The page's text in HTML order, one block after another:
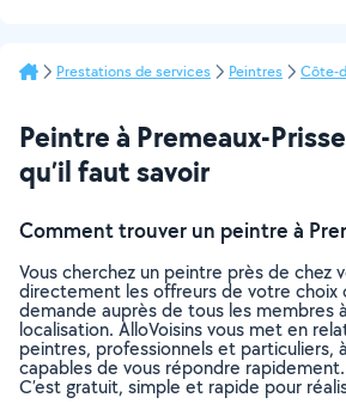
Prestations de services Peintres Côte-
Peintre à Premeaux-
qu’il faut savoir
Comment trouver un peintre à
Vous cherchez un peintre près de chez
directement les offreurs de votre choix
demande auprès de tous les membres
localisation. AlloVoisins vous met en
peintres, professionnels et particuliers,
capables de vous répondre rapidement.
C’est gratuit, simple et rapide pour